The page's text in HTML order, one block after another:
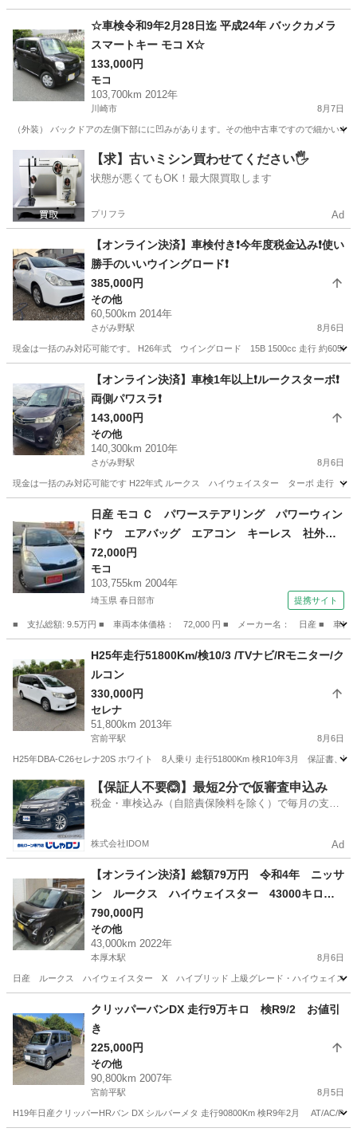
相模原市 原当麻駅 キャラバン
☆車検令和9年2月28日迄 平成24年 バックカメラ
スマートキー モコ X☆
133,000円
モコ
103,700km 2012年
川崎市 8月7日
（外装） バックドアの左側下部にに凹みがあります。その他中古車ですので細かい
神奈川 川崎市 モコ
【求】古いミシン買わせてください🖐️
状態が悪くてもOK！最大限買取します
プリフラ Ad
【オンライン決済】車検付き❗️今年度税金込み❗️使い
勝手のいいウイングロード❗️
385,000円
その他
60,500km 2014年
さがみ野駅 8月6日
現金は一括のみ対応可能です。 H26年式 ウイングロード 15B 1500cc 走行 約
さがみ野駅 その他
【オンライン決済】車検1年以上❗️ルークスターボ❗️
両側パワスラ❗️
143,000円
その他
140,300km 2010年
さがみ野駅 8月6日
現金は一括のみ対応可能です H22年式 ルークス ハイウェイスター ターボ
さがみ野駅 その他 ルークス
日産 モコ Ｃ パワーステアリング パワーウィン
ドウ エアバッグ エアコン キーレス 社外ナ
ビ ＣＤ ＤＶＤ ＥＴＣ 社外ＡＷ （検9.12）
72,000円
モコ
103,755km 2004年
埼玉県 春日部市 提携サイト
■ 支払総額: 9.5万円 ■ 車両本体価格： 72,000 円 ■ メーカー名： 日産 ■ 車
モコ
H25年走行51800Km/検10/3 /TVナビ/Rモニター/ク
ルコン
330,000円
セレナ
51,800km 2013年
宮前平駅 8月6日
H25年DBA-C26セレナ20S ホワイト 8人乗り 走行51800Km 検R10年3月 保証書、
神奈川 川崎市 宮前平駅 セレナ
【保証人不要🙆】最短2分で仮審査申込み
税金・車検込み（自賠責保険料を除く）で毎月の支払
株式会社IDOM Ad
【オンライン決済】総額79万円 令和4年 ニッサ
ン ルークス ハイウェイスター 43000キロ
車検R9.11 ハイブリッド
790,000円
その他
43,000km 2022年
本厚木駅 8月6日
日産 ルークス ハイウェイスター X ハイブリッド 上級グレード・ハイウェイスタ
本厚木駅
クリッパーバンDX 走行9万キロ 検R9/2 お値引
き
225,000円
その他
90,800km 2007年
宮前平駅 8月5日
H19年日産クリッパーHRバン DX シルバーメタ 走行90800Km 検R9年2月 AT/AC/